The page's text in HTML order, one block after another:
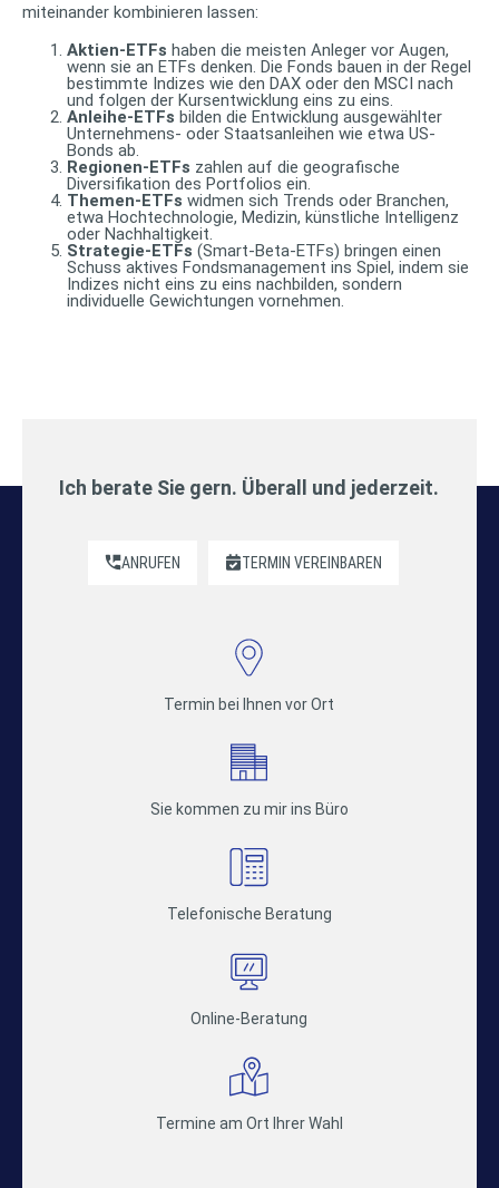
miteinander kombinieren lassen:
Aktien-ETFs haben die meisten Anleger vor Augen,
wenn sie an ETFs denken. Die Fonds bauen in der Regel
bestimmte Indizes wie den DAX oder den MSCI nach
und folgen der Kursentwicklung eins zu eins.
Anleihe-ETFs bilden die Entwicklung ausgewählter
Unternehmens- oder Staatsanleihen wie etwa US-
Bonds ab.
Regionen-ETFs zahlen auf die geografische
Diversifikation des Portfolios ein.
Themen-ETFs widmen sich Trends oder Branchen,
etwa Hochtechnologie, Medizin, künstliche Intelligenz
oder Nachhaltigkeit.
Strategie-ETFs (Smart-Beta-ETFs) bringen einen
Schuss aktives Fondsmanagement ins Spiel, indem sie
Indizes nicht eins zu eins nachbilden, sondern
individuelle Gewichtungen vornehmen.
Ich berate Sie gern. Überall und jederzeit.
ANRUFEN TERMIN VEREINBAREN
Termin bei Ihnen vor Ort
Sie kommen zu mir ins Büro
Telefonische Beratung
Online-Beratung
Termine am Ort Ihrer Wahl